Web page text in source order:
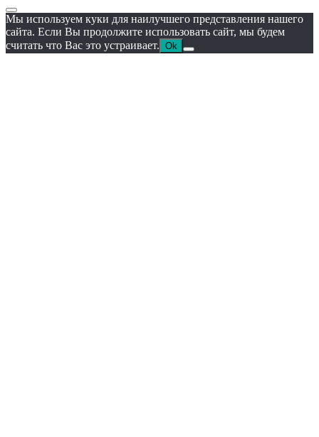
Мы используем куки для наилучшего представления нашего
сайта. Если Вы продолжите использовать сайт, мы будем
считать что Вас это устраивает. Ok